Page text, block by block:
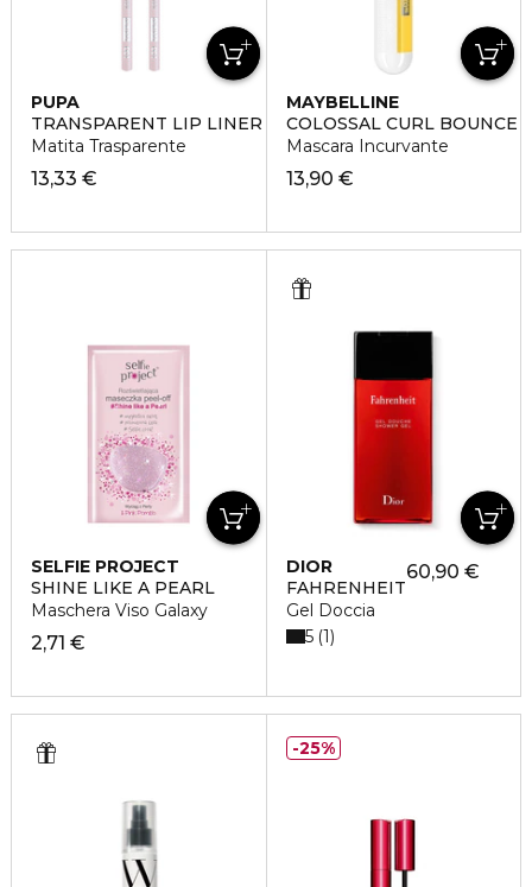
PUPA
TRANSPARENT LIP LINER
Matita Trasparente
13,33 €
MAYBELLINE
COLOSSAL CURL BOUNCE
Mascara Incurvante
13,90 €
SELFIE PROJECT
SHINE LIKE A PEARL
Maschera Viso Galaxy
2,71 €
DIOR
FAHRENHEIT
Gel Doccia
60,90 €
5 1
25%